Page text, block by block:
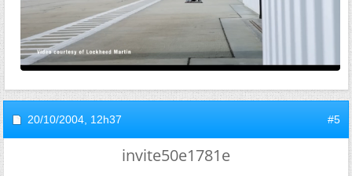
20/10/2004, 12h37 #5
invite50e1781e